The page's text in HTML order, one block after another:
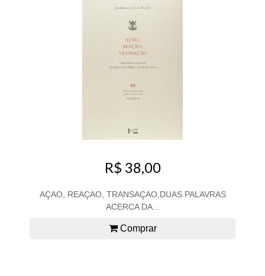
R$ 38,00
AÇAO, REAÇAO, TRANSAÇAO,DUAS PALAVRAS
ACERCA DA...
Comprar